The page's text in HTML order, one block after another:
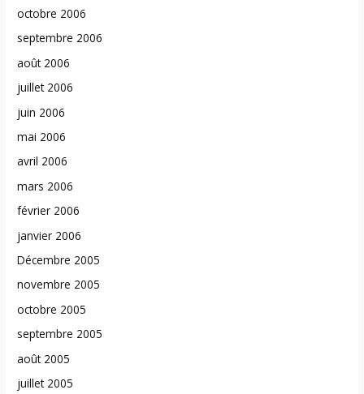
octobre 2006
septembre 2006
août 2006
juillet 2006
juin 2006
mai 2006
avril 2006
mars 2006
février 2006
janvier 2006
Décembre 2005
novembre 2005
octobre 2005
septembre 2005
août 2005
juillet 2005